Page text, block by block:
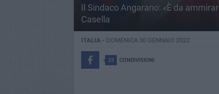
Il Sindaco Angarano: «È da
Casella
ITALIA - DOMENICA 30 GENNAIO 2022
23 CONDIVISIONI